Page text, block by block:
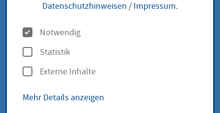
Lorsbacher Schule -
Lorsbach
Lorsbacher Schule - Lorsbach
65719 Hofheim am Taunus
Datenschutzhinweisen / Impressum.
O
p
t
i
Notwendig
Statistik
Externe Inhalte
Mehr Details anzeigen